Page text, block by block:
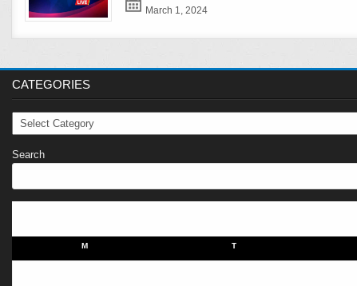
March 1, 2024
CATEGORIES
Categories
Search
M T